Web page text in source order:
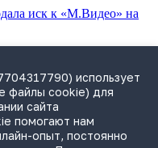
иск к «М.Видео» на
управления
«дочки»
использует
файлы cookie) для
сайта
помогают нам
опыт, постоянно